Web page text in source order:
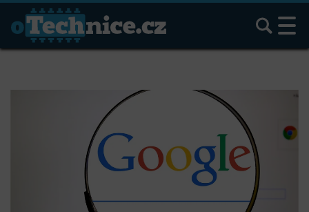
Hledat